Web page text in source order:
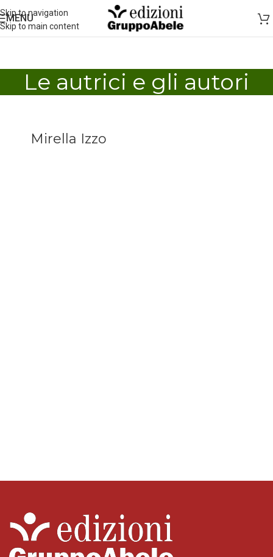
Skip to navigation
Skip to main content
MENU
Le autrici e gli autori
Mirella Izzo